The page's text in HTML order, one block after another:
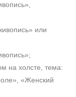
или
на холсте, тема:
«Женский